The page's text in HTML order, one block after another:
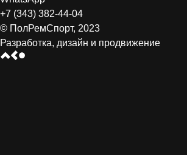
+7 (343) 382-44-04
© ПолРемСпорт, 2023
Разработка, дизайн и продвижение